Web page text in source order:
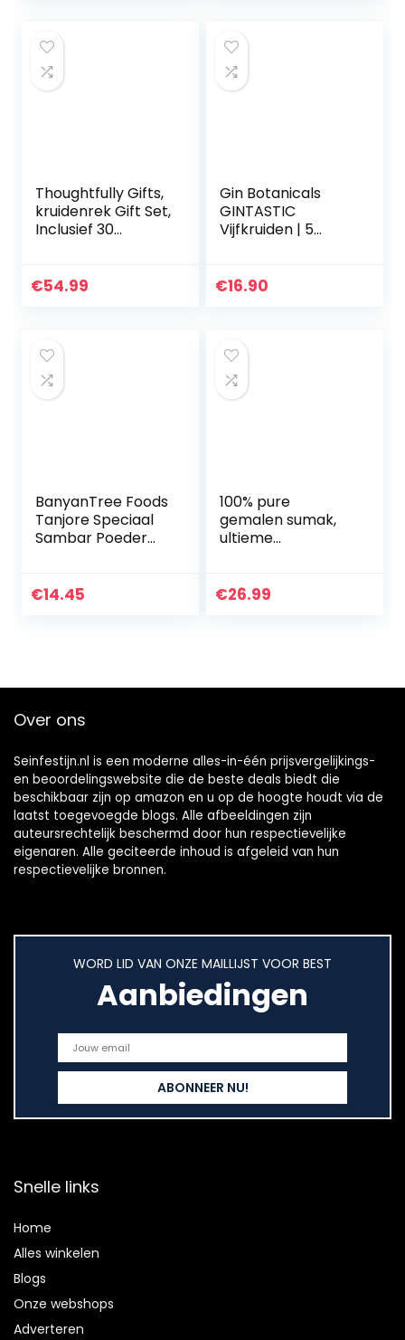
Thoughtfully Gifts,
kruidenrek Gift Set,
Inclusief 30
kruiderijen met
€54.99
Gin Botanicals
GINTASTIC
Vijfkruiden | 5
verfijning van gin-
€16.90
BanyanTree Foods
Tanjore Speciaal
Sambar Poeder
€14.45
100% pure
gemalen sumak,
ultieme
zonder zout,
€26.99
Over ons
Seinfestijn.nl is een moderne alles-in-één prijsvergelijkings-
en beoordelingswebsite die de beste deals biedt die
beschikbaar zijn op amazon en u op de hoogte houdt via de
laatst toegevoegde blogs. Alle afbeeldingen zijn
auteursrechtelijk beschermd door hun respectievelijke
eigenaren. Alle geciteerde inhoud is afgeleid van hun
respectievelijke bronnen.
WORD LID VAN ONZE MAILLIJST VOOR BEST
Aanbiedingen
Snelle links
Home
Alles winkelen
Blogs
Onze webshops
Adverteren